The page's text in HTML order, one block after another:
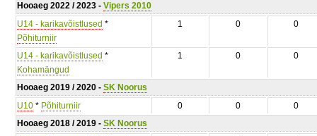
Hooaeg 2022 / 2023 - Vipers 2010
U14 - karikavõistlused *
Põhiturniir
1 0 0
U14 - karikavõistlused *
Kohamängud
1 0 0
Hooaeg 2019 / 2020 - SK Noorus
U10 * Põhiturniir 0 0
0
Hooaeg 2018 / 2019 - SK Noorus